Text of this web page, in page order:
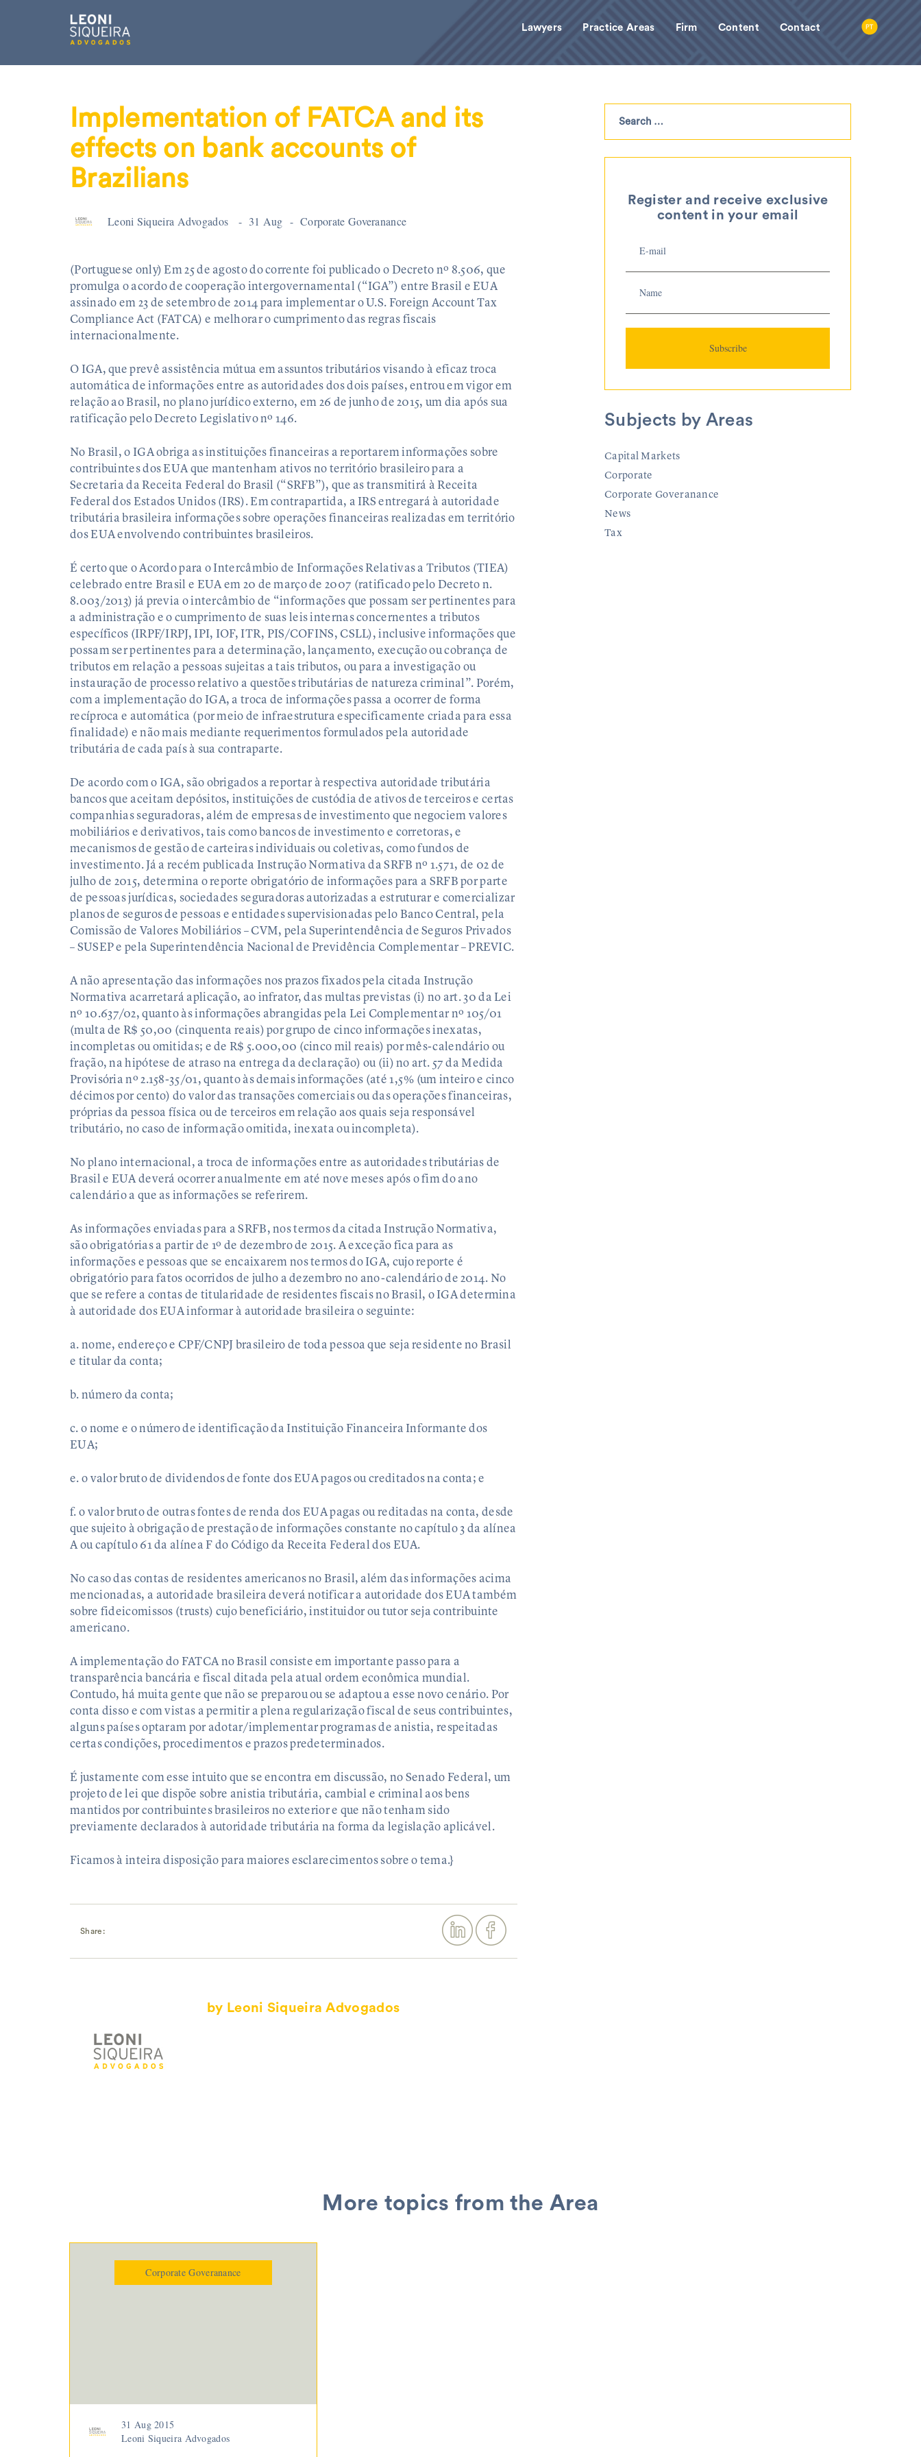
Lawyers Practice Areas Firm Content Contact
Implementation of FATCA and its
effects on bank accounts of
Brazilians
Leoni Siqueira Advogados 31 Aug Corporate Goveranance
(Portuguese only) Em 25 de agosto do corrente foi publicado o Decreto nº 8.506, que
promulga o acordo de cooperação intergovernamental (“IGA”) entre Brasil e EUA
assinado em 23 de setembro de 2014 para implementar o U.S. Foreign Account Tax
Compliance Act (FATCA) e melhorar o cumprimento das regras fiscais
internacionalmente.
O IGA, que prevê assistência mútua em assuntos tributários visando à eficaz troca
automática de informações entre as autoridades dos dois países, entrou em vigor em
relação ao Brasil, no plano jurídico externo, em 26 de junho de 2015, um dia após sua
ratificação pelo Decreto Legislativo nº 146.
No Brasil, o IGA obriga as instituições financeiras a reportarem informações sobre
contribuintes dos EUA que mantenham ativos no território brasileiro para a
Secretaria da Receita Federal do Brasil (“SRFB”), que as transmitirá à Receita
Federal dos Estados Unidos (IRS). Em contrapartida, a IRS entregará à autoridade
tributária brasileira informações sobre operações financeiras realizadas em território
dos EUA envolvendo contribuintes brasileiros.
É certo que o Acordo para o Intercâmbio de Informações Relativas a Tributos (TIEA)
celebrado entre Brasil e EUA em 20 de março de 2007 (ratificado pelo Decreto n.
8.003/2013) já previa o intercâmbio de “informações que possam ser pertinentes para
a administração e o cumprimento de suas leis internas concernentes a tributos
específicos (IRPF/IRPJ, IPI, IOF, ITR, PIS/COFINS, CSLL), inclusive informações que
possam ser pertinentes para a determinação, lançamento, execução ou cobrança de
tributos em relação a pessoas sujeitas a tais tributos, ou para a investigação ou
instauração de processo relativo a questões tributárias de natureza criminal”. Porém,
com a implementação do IGA, a troca de informações passa a ocorrer de forma
recíproca e automática (por meio de infraestrutura especificamente criada para essa
finalidade) e não mais mediante requerimentos formulados pela autoridade
tributária de cada país à sua contraparte.
De acordo com o IGA, são obrigados a reportar à respectiva autoridade tributária
bancos que aceitam depósitos, instituições de custódia de ativos de terceiros e certas
companhias seguradoras, além de empresas de investimento que negociem valores
mobiliários e derivativos, tais como bancos de investimento e corretoras, e
mecanismos de gestão de carteiras individuais ou coletivas, como fundos de
investimento. Já a recém publicada Instrução Normativa da SRFB nº 1.571, de 02 de
julho de 2015, determina o reporte obrigatório de informações para a SRFB por parte
de pessoas jurídicas, sociedades seguradoras autorizadas a estruturar e comercializar
planos de seguros de pessoas e entidades supervisionadas pelo Banco Central, pela
Comissão de Valores Mobiliários – CVM, pela Superintendência de Seguros Privados
– SUSEP e pela Superintendência Nacional de Previdência Complementar – PREVIC.
A não apresentação das informações nos prazos fixados pela citada Instrução
Normativa acarretará aplicação, ao infrator, das multas previstas (i) no art. 30 da Lei
nº 10.637/02, quanto às informações abrangidas pela Lei Complementar nº 105/01
(multa de R$ 50,00 (cinquenta reais) por grupo de cinco informações inexatas,
incompletas ou omitidas; e de R$ 5.000,00 (cinco mil reais) por mês-calendário ou
fração, na hipótese de atraso na entrega da declaração) ou (ii) no art. 57 da Medida
Provisória nº 2.158-35/01, quanto às demais informações (até 1,5% (um inteiro e cinco
décimos por cento) do valor das transações comerciais ou das operações financeiras,
próprias da pessoa física ou de terceiros em relação aos quais seja responsável
tributário, no caso de informação omitida, inexata ou incompleta).
No plano internacional, a troca de informações entre as autoridades tributárias de
Brasil e EUA deverá ocorrer anualmente em até nove meses após o fim do ano
calendário a que as informações se referirem.
As informações enviadas para a SRFB, nos termos da citada Instrução Normativa,
são obrigatórias a partir de 1º de dezembro de 2015. A exceção fica para as
informações e pessoas que se encaixarem nos termos do IGA, cujo reporte é
obrigatório para fatos ocorridos de julho a dezembro no ano-calendário de 2014. No
que se refere a contas de titularidade de residentes fiscais no Brasil, o IGA determina
à autoridade dos EUA informar à autoridade brasileira o seguinte:
a. nome, endereço e CPF/CNPJ brasileiro de toda pessoa que seja residente no Brasil
e titular da conta;
b. número da conta;
c. o nome e o número de identificação da Instituição Financeira Informante dos
EUA;
e. o valor bruto de dividendos de fonte dos EUA pagos ou creditados na conta; e
f. o valor bruto de outras fontes de renda dos EUA pagas ou reditadas na conta, desde
que sujeito à obrigação de prestação de informações constante no capítulo 3 da alínea
A ou capítulo 61 da alínea F do Código da Receita Federal dos EUA.
No caso das contas de residentes americanos no Brasil, além das informações acima
mencionadas, a autoridade brasileira deverá notificar a autoridade dos EUA também
sobre fideicomissos (trusts) cujo beneficiário, instituidor ou tutor seja contribuinte
americano.
A implementação do FATCA no Brasil consiste em importante passo para a
transparência bancária e fiscal ditada pela atual ordem econômica mundial.
Contudo, há muita gente que não se preparou ou se adaptou a esse novo cenário. Por
conta disso e com vistas a permitir a plena regularização fiscal de seus contribuintes,
alguns países optaram por adotar/implementar programas de anistia, respeitadas
certas condições, procedimentos e prazos predeterminados.
É justamente com esse intuito que se encontra em discussão, no Senado Federal, um
projeto de lei que dispõe sobre anistia tributária, cambial e criminal aos bens
mantidos por contribuintes brasileiros no exterior e que não tenham sido
previamente declarados à autoridade tributária na forma da legislação aplicável.
Ficamos à inteira disposição para maiores esclarecimentos sobre o tema.}
Share:
by Leoni Siqueira Advogados
Register and receive exclusive
content in your email
Subjects by Areas
Capital Markets
Corporate
Corporate Goveranance
News
Tax
More topics from the Area
Corporate Goveranance
31 Aug 2015
Leoni Siqueira Advogados